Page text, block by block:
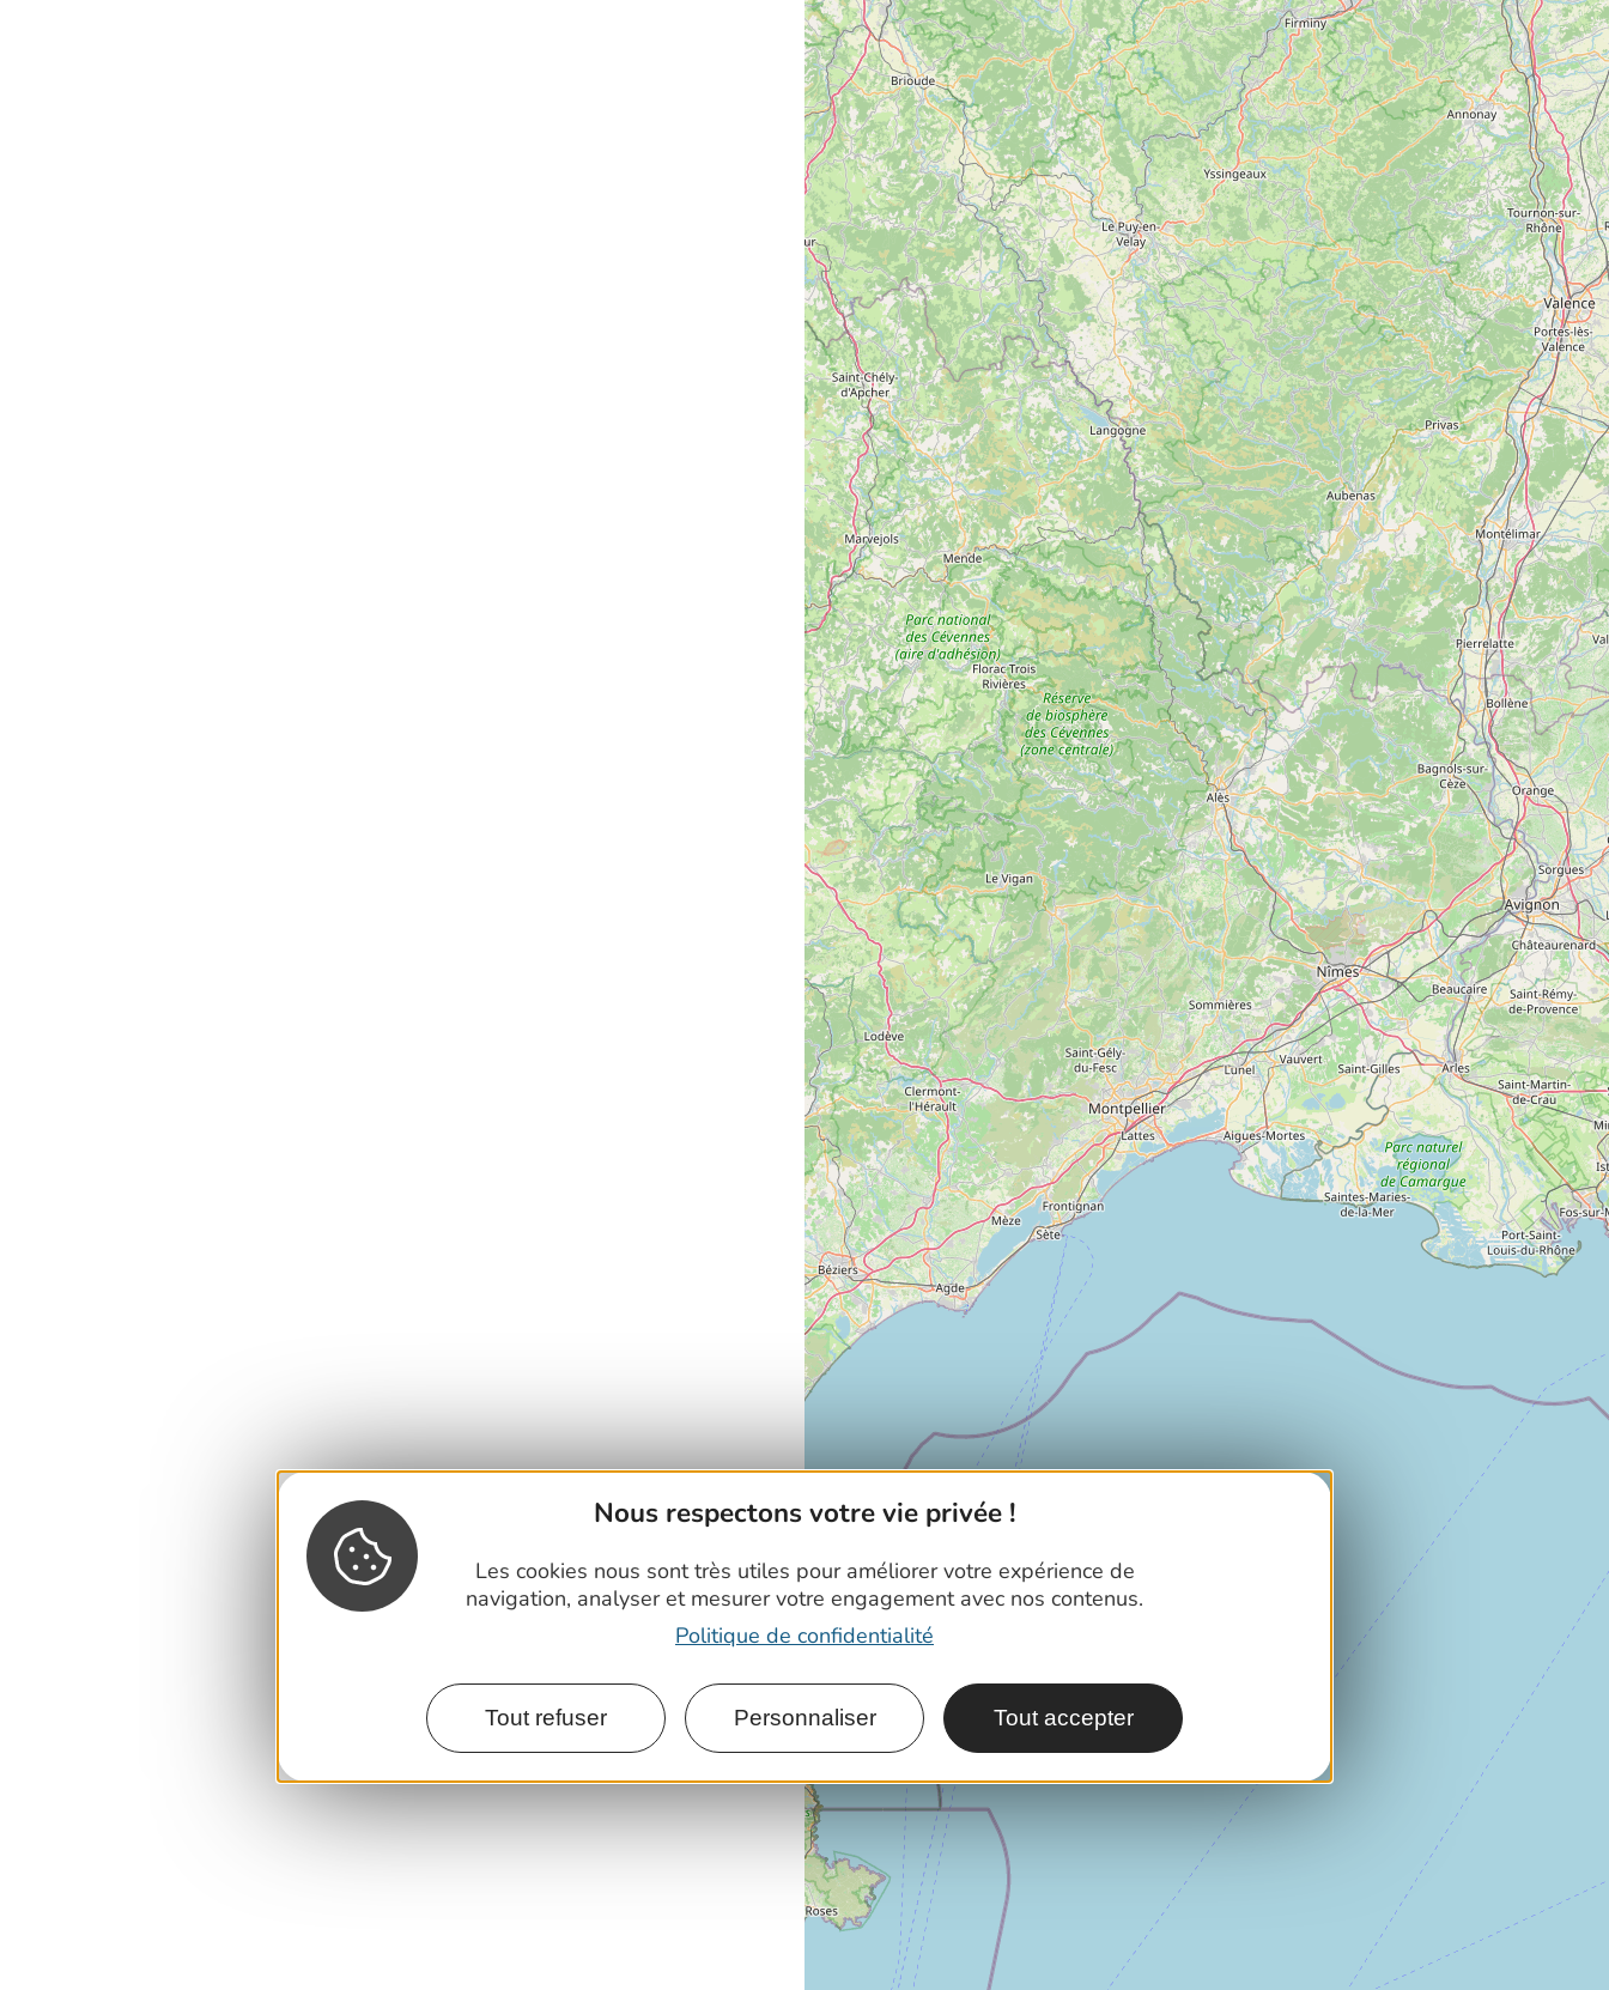
Nous respectons votre vie privée !
Les cookies nous sont très utiles pour améliorer votre expérience de
navigation, analyser et mesurer votre engagement avec nos contenus.
Politique de confidentialité
Tout refuser Personnaliser Tout accepter